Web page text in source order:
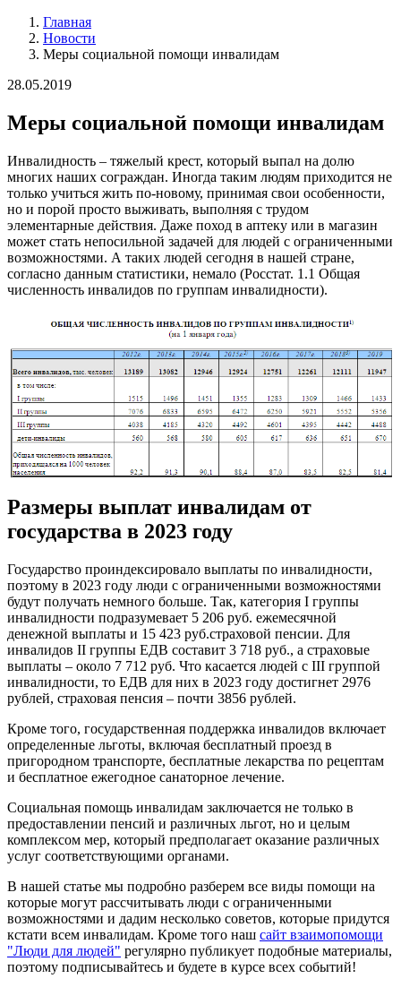
Главная
Новости
Меры социальной помощи инвалидам
28.05.2019
Меры социальной помощи инвалидам
Инвалидность – тяжелый крест, который выпал на долю
многих наших сограждан. Иногда таким людям приходится не
только учиться жить по-новому, принимая свои особенности,
но и порой просто выживать, выполняя с трудом
элементарные действия. Даже поход в аптеку или в магазин
может стать непосильной задачей для людей с ограниченными
возможностями. А таких людей сегодня в нашей стране,
согласно данным статистики, немало (Росстат. 1.1 Общая
численность инвалидов по группам инвалидности).
Размеры выплат инвалидам от
государства в 2023 году
Государство проиндексировало выплаты по инвалидности,
поэтому в 2023 году люди с ограниченными возможностями
будут получать немного больше. Так, категория I группы
инвалидности подразумевает 5 206 руб. ежемесячной
денежной выплаты и 15 423 руб.страховой пенсии. Для
инвалидов II группы ЕДВ составит 3 718 руб., а страховые
выплаты – около 7 712 руб. Что касается людей с III группой
инвалидности, то ЕДВ для них в 2023 году достигнет 2976
рублей, страховая пенсия – почти 3856 рублей.
Кроме того, государственная поддержка инвалидов включает
определенные льготы, включая бесплатный проезд в
пригородном транспорте, бесплатные лекарства по рецептам
и бесплатное ежегодное санаторное лечение.
Социальная помощь инвалидам заключается не только в
предоставлении пенсий и различных льгот, но и целым
комплексом мер, который предполагает оказание различных
услуг соответствующими органами.
В нашей статье мы подробно разберем все виды помощи на
которые могут рассчитывать люди с ограниченными
возможностями и дадим несколько советов, которые придутся
кстати всем инвалидам. Кроме того наш сайт взаимопомощи
"Люди для людей" регулярно публикует подобные материалы,
поэтому подписывайтесь и будете в курсе всех событий!